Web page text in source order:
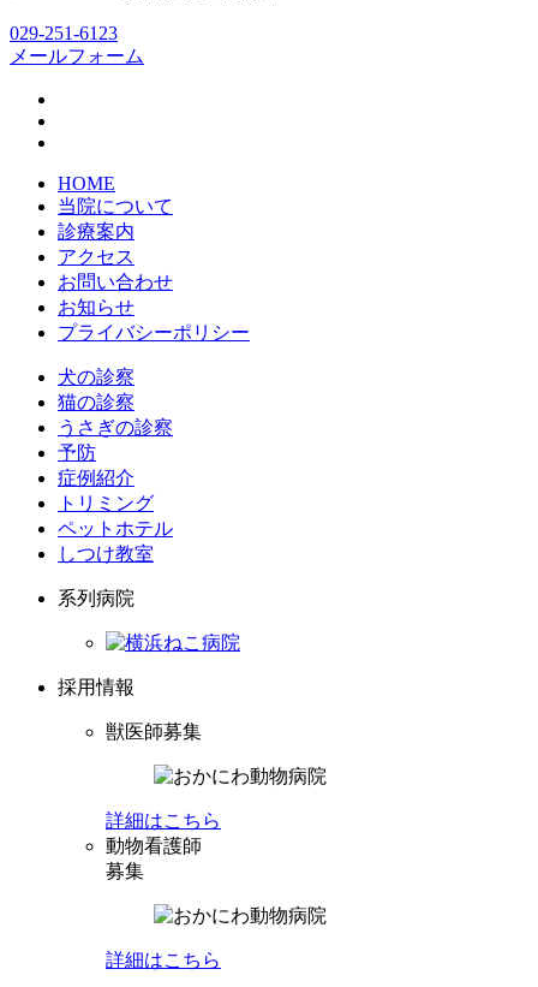
029-251-6123
メールフォーム
HOME
当院について
診療案内
アクセス
お問い合わせ
お知らせ
プライバシーポリシー
犬の診察
猫の診察
うさぎの診察
予防
症例紹介
トリミング
ペットホテル
しつけ教室
系列病院
採用情報
獣医師募集
詳細はこちら
動物看護師
募集
詳細はこちら